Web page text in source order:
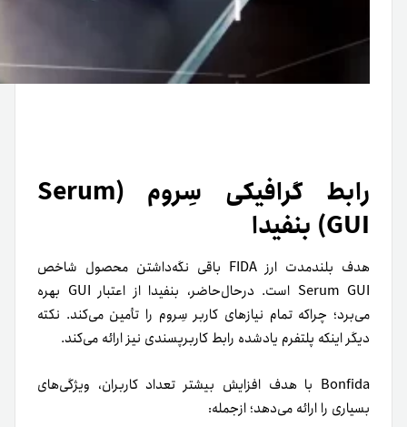
رابط گرافیکی سِروم (Serum
GUI) بنفیدا
هدف بلند‌مدت ارز FIDA باقی نگه‌داشتن محصول شاخص
Serum GUI است. در‌حال‌حاضر، بنفیدا از اعتبار GUI بهره
می‌برد؛ چرا‌که تمام نیازهای کاربر سِروم را تأمین می‌کند. نکته
دیگر اینکه پلتفرم یادشده رابط کاربر‌پسندی نیز ارائه می‌کند.
Bonfida با هدف افزایش بیشتر تعداد کاربران، ویژگی‌های
بسیاری را ارائه می‌دهد؛ ازجمله: